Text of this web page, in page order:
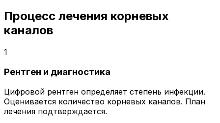
Процесс лечения корневых
каналов
1
Рентген и диагностика
Цифровой рентген определяет степень инфекции.
Оценивается количество корневых каналов. План
лечения подтверждается.